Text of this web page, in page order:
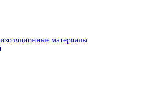
материалы